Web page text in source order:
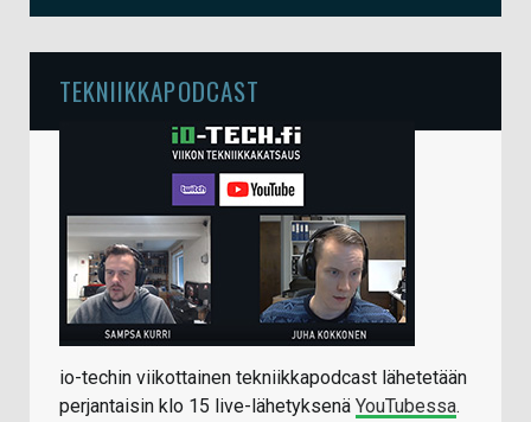
TEKNIIKKAPODCAST
io-techin viikottainen tekniikkapodcast lähetetään
perjantaisin klo 15 live-lähetyksenä YouTubessa.